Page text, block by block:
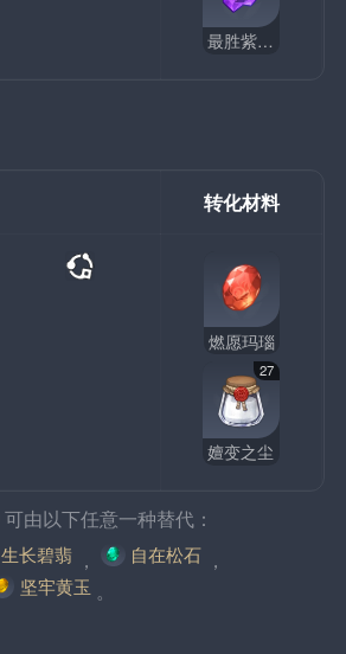
最胜紫晶块
转化材料
燃愿玛瑙
27
嬗变之尘
可由以下任意一种替代：
生长碧翡 ， 自在松石 ，
坚牢黄玉 。